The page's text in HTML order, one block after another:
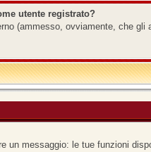
utente registrato?
(ammesso, ovviamente, che
messaggio: le tue funzioni